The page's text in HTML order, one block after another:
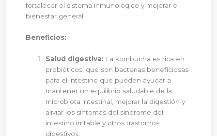
fortalecer el sistema inmunológico y mejorar el
bienestar general.
Beneficios:
Salud digestiva: La kombucha es rica en
probióticos, que son bacterias beneficiosas
para el intestino que pueden ayudar a
mantener un equilibrio saludable de la
microbiota intestinal, mejorar la digestión y
aliviar los síntomas del síndrome del
intestino irritable y otros trastornos
digestivos.